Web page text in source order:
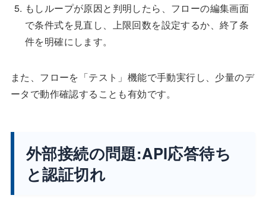
もしループが原因と判明したら、フローの編集画面
で条件式を見直し、上限回数を設定するか、終了条
件を明確にします。
また、フローを「テスト」機能で手動実行し、少量のデ
ータで動作確認することも有効です。
外部接続の問題:API応答待ち
と認証切れ